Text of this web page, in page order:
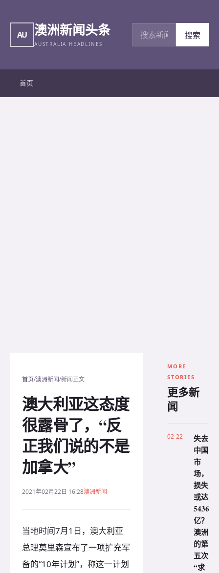
AU 澳洲新闻头条
AUSTRALIA HEADLINES
搜索新闻
搜索
首页
首页/澳洲新闻/新闻正文
澳大利亚这态度
很露骨了，“反
正我们说的不是
加拿大”
2021年02月22日 16:28澳洲新闻
当地时间7月1日，澳大利亚
总理莫里森宣布了一项扩充军
备的“10年计划”，称这一计划
MORE
STORIES
更多新
闻
02-22
失去
中国
市
场，
损失
或达
5436
亿？
澳洲
的第
五次
“求